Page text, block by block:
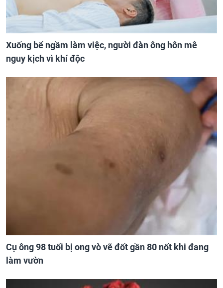
Xuống bể ngầm làm việc, người đàn ông hôn mê
nguy kịch vì khí độc
Cụ ông 98 tuổi bị ong vò vẽ đốt gần 80 nốt khi đang
làm vườn